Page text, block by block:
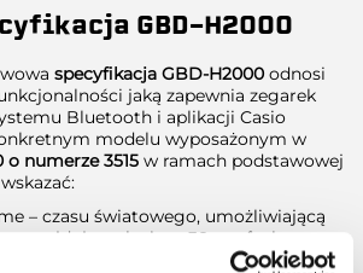
GBD-H2000
specyfikacja GBD-H2000 odnosi
jaką zapewnia zegarek
Bluetooth i aplikacji Casio
modelu wyposażonym w
o numerze 3515 w ramach podstawowej
– czasu światowego, umożliwiającą
znajdujących się w 38 strefach